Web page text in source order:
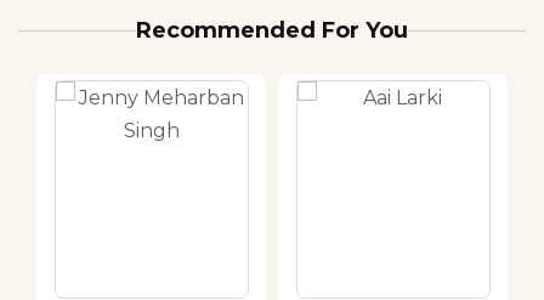
Recommended For You